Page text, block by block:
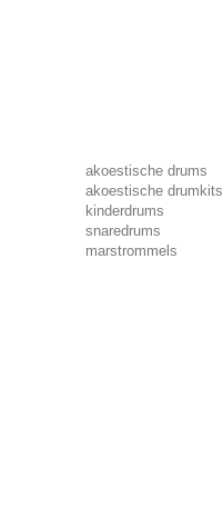
akoestische drums
akoestische drumkits
kinderdrums
snaredrums
marstrommels